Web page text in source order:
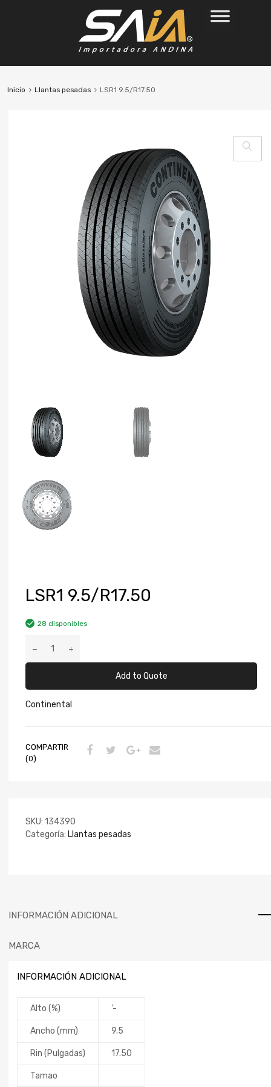
Inicio Llantas pesadas LSR1 9.5/R17.50
LSR1 9.5/R17.50
28 disponibles
Add to Quote
Continental
COMPARTIR
(0)
SKU: 134390
Categoría: Llantas pesadas
INFORMACIÓN ADICIONAL
MARCA
INFORMACIÓN ADICIONAL
Alto (%) '-
Ancho (mm) 9.5
Rin (Pulgadas) 17.50
Tamao